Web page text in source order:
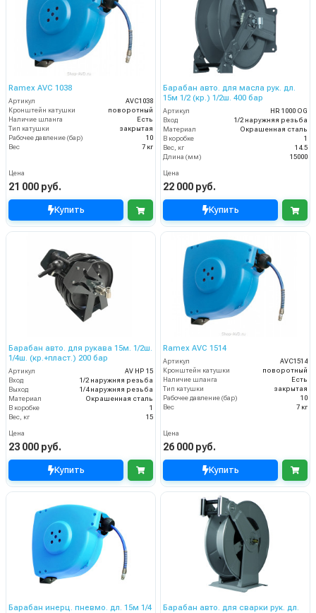
Ramex AVC 1038
Артикул
AVC1038
Кронштейн катушки
поворотный
Наличие шланга
Есть
Тип катушки
закрытая
Рабочее давление (бар)
10
Вес
7 кг
Цена
21 000 руб.
Купить
Барабан авто. для масла рук. дл.
15м 1/2 (кр.) 1/2ш. 400 бар
Артикул
HR 1000 OG
Вход
1/2 наружняя резьба
Материал
Окрашенная сталь
В коробке
1
Вес, кг
14.5
Длина (мм)
15000
Цена
22 000 руб.
Купить
Барабан авто. для рукава 15м. 1/2ш.
1/4ш. (кр.+пласт.) 200 бар
Артикул
AV HP 15
Вход
1/2 наружняя резьба
Выход
1/4 наружняя резьба
Материал
Окрашенная сталь
В коробке
1
Вес, кг
15
Цена
23 000 руб.
Купить
Ramex AVС 1514
Артикул
AVC1514
Кронштейн катушки
поворотный
Наличие шланга
Есть
Тип катушки
закрытая
Рабочее давление (бар)
10
Вес
7 кг
Цена
26 000 руб.
Купить
Барабан инерц. пневмо. дл. 15м 1/4
Барабан авто. для сварки рук. дл.